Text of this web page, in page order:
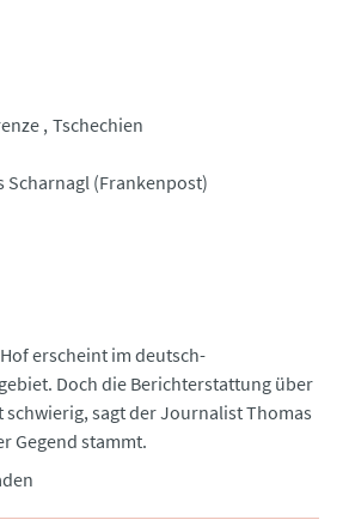
Tschechien
Scharnagl (Frankenpost)
erscheint im deutsch-
Doch die Berichterstattung über
sagt der Journalist Thomas
Gegend stammt.